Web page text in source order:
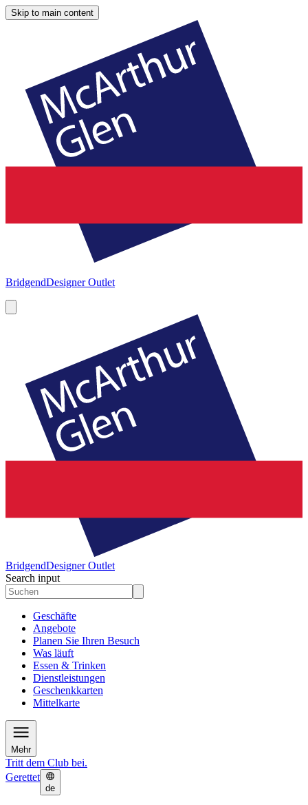
Skip to main content
BridgendDesigner Outlet
BridgendDesigner Outlet
Search input
Geschäfte
Angebote
Planen Sie Ihren Besuch
Was läuft
Essen & Trinken
Dienstleistungen
Geschenkkarten
Mittelkarte
Mehr
Tritt dem Club bei.
Gerettet
de